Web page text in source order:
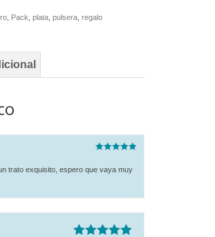
Pack ,plata ,pulsera ,regalo
trato exquisito, espero que vaya muy